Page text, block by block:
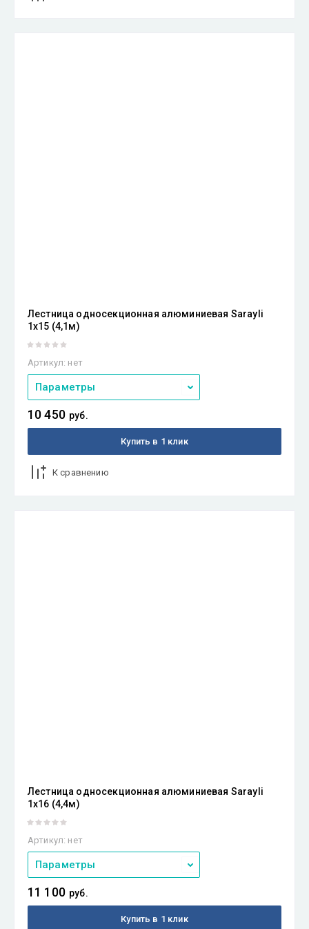
Лестница односекционная алюминиевая Sarayli
1х15 (4,1м)
Артикул: нет
Параметры
10 450 руб.
Купить в 1 клик
К сравнению
Лестница односекционная алюминиевая Sarayli
1х16 (4,4м)
Артикул: нет
Параметры
11 100 руб.
Купить в 1 клик